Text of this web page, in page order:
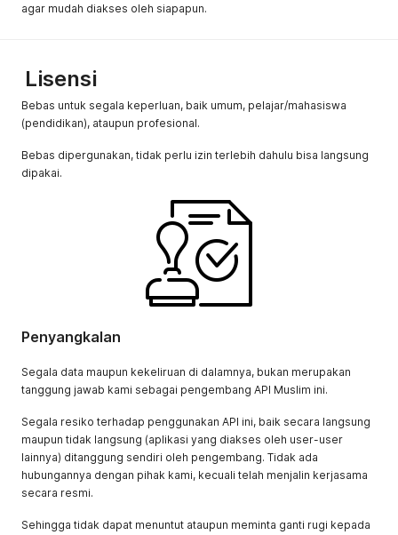
agar mudah diakses oleh siapapun.
Lisensi
Bebas untuk segala keperluan, baik umum, pelajar/mahasiswa
(pendidikan), ataupun profesional.
Bebas dipergunakan, tidak perlu izin terlebih dahulu bisa langsung
dipakai.
Penyangkalan
Segala data maupun kekeliruan di dalamnya, bukan merupakan
tanggung jawab kami sebagai pengembang API Muslim ini.
Segala resiko terhadap penggunakan API ini, baik secara langsung
maupun tidak langsung (aplikasi yang diakses oleh user-user
lainnya) ditanggung sendiri oleh pengembang. Tidak ada
hubungannya dengan pihak kami, kecuali telah menjalin kerjasama
secara resmi.
Sehingga tidak dapat menuntut ataupun meminta ganti rugi kepada